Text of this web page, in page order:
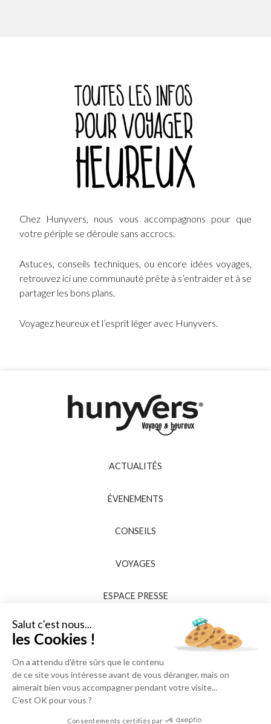
Chez Hunyvers, nous vous accompagnons pour que
votre périple se déroule sans accrocs.
Astuces, conseils techniques, ou encore idées voyages,
retrouvez ici une communauté prête à s’entraider et à se
partager les bons plans.
Voyagez heureux et l’esprit léger avec Hunyvers.
ACTUALITÉS
ÉVENEMENTS
CONSEILS
VOYAGES
ESPACE PRESSE
Salut c'est nous...
les Cookies !
On a attendu d'être sûrs que le contenu
de ce site vous intéresse avant de vous déranger, mais on
aimerait bien vous accompagner pendant votre visite...
C'est OK pour vous ?
Consentements certifiés par